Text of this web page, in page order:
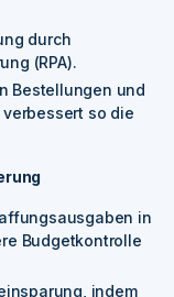
durch
(RPA).
Bestellungen und
so die
in
Budgetkontrolle
indem